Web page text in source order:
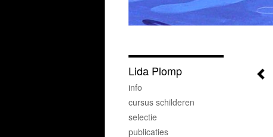
Lida Plomp
info
cursus schilderen
selectie
publicaties